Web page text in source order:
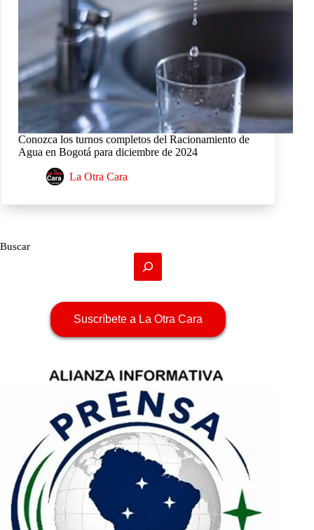
Conozca los turnos completos del Racionamiento de
Agua en Bogotá para diciembre de 2024
La Otra Cara
Buscar
Suscríbete a La Otra Cara